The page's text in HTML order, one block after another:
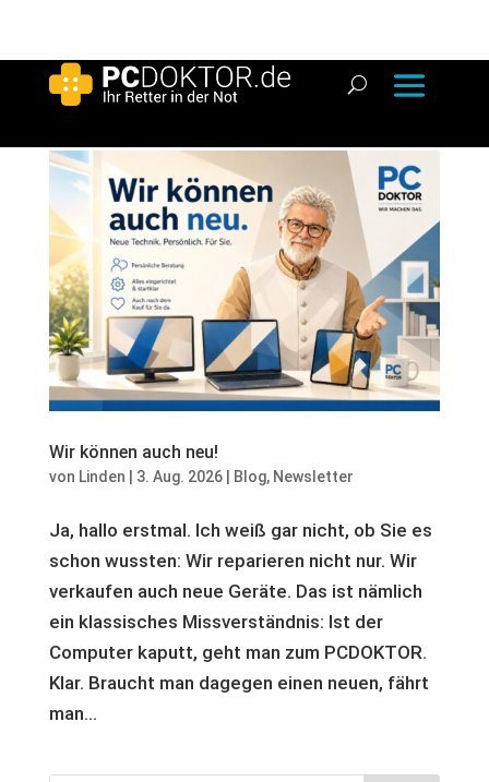
Wir können auch neu!
von Linden 3. Aug. 2026| Blog, Newsletter
Ja, hallo erstmal. Ich weiß gar nicht, ob Sie es
schon wussten: Wir reparieren nicht nur. Wir
verkaufen auch neue Geräte. Das ist nämlich
ein klassisches Missverständnis: Ist der
Computer kaputt, geht man zum PCDOKTOR.
Klar. Braucht man dagegen einen neuen, fährt
man...